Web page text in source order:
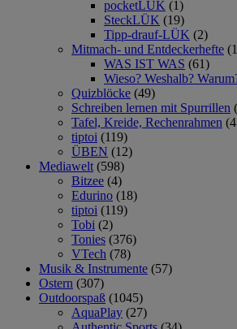
pocketLÜK (1)
SteckLÜK (19)
Tipp-drauf-LÜK (2)
Mitmach- und Entdeckerhefte
WAS IST WAS (61)
Wieso? Weshalb?
Quizblöcke (49)
Schreiben lernen mit Spurrillen
Tafel, Kreide, Rechenrahmen
tiptoi (119)
ÜBEN (12)
Mediawelt (598)
Bitzee (4)
Edurino (18)
tiptoi (119)
Tobi (2)
Tonies (376)
VTech (78)
Musik & Instrumente (57)
Ostern (307)
Outdoorspaß (1045)
AquaPlay (27)